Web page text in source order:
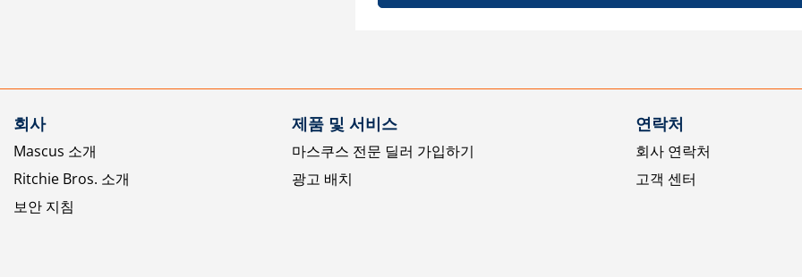
회사
Mascus 소개
Ritchie Bros. 소개
보안 지침
제품 및 서비스
마스쿠스 전문 딜러 가입하기
광고 배치
연락처
회사 연락처
고객 센터